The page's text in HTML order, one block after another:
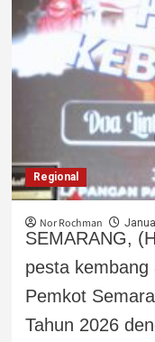
Regional
Nor Rochman
SEMARANG,
pesta
Pemkot
Tahun 2026